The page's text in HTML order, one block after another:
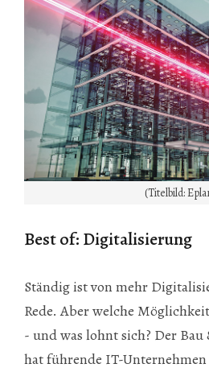
(Titelbild:
Best of: Digitalisierung
Ständig ist von mehr
Rede. Aber welche
- und was lohnt sich? Der
hat führende IT-